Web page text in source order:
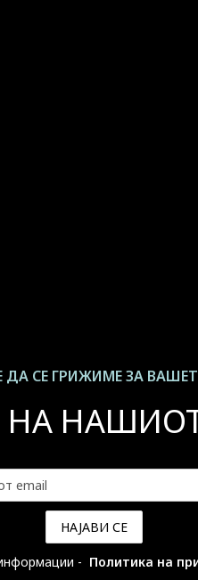
СЕ ГРИЖИМЕ ЗА
НАШИОТ
- Политика на